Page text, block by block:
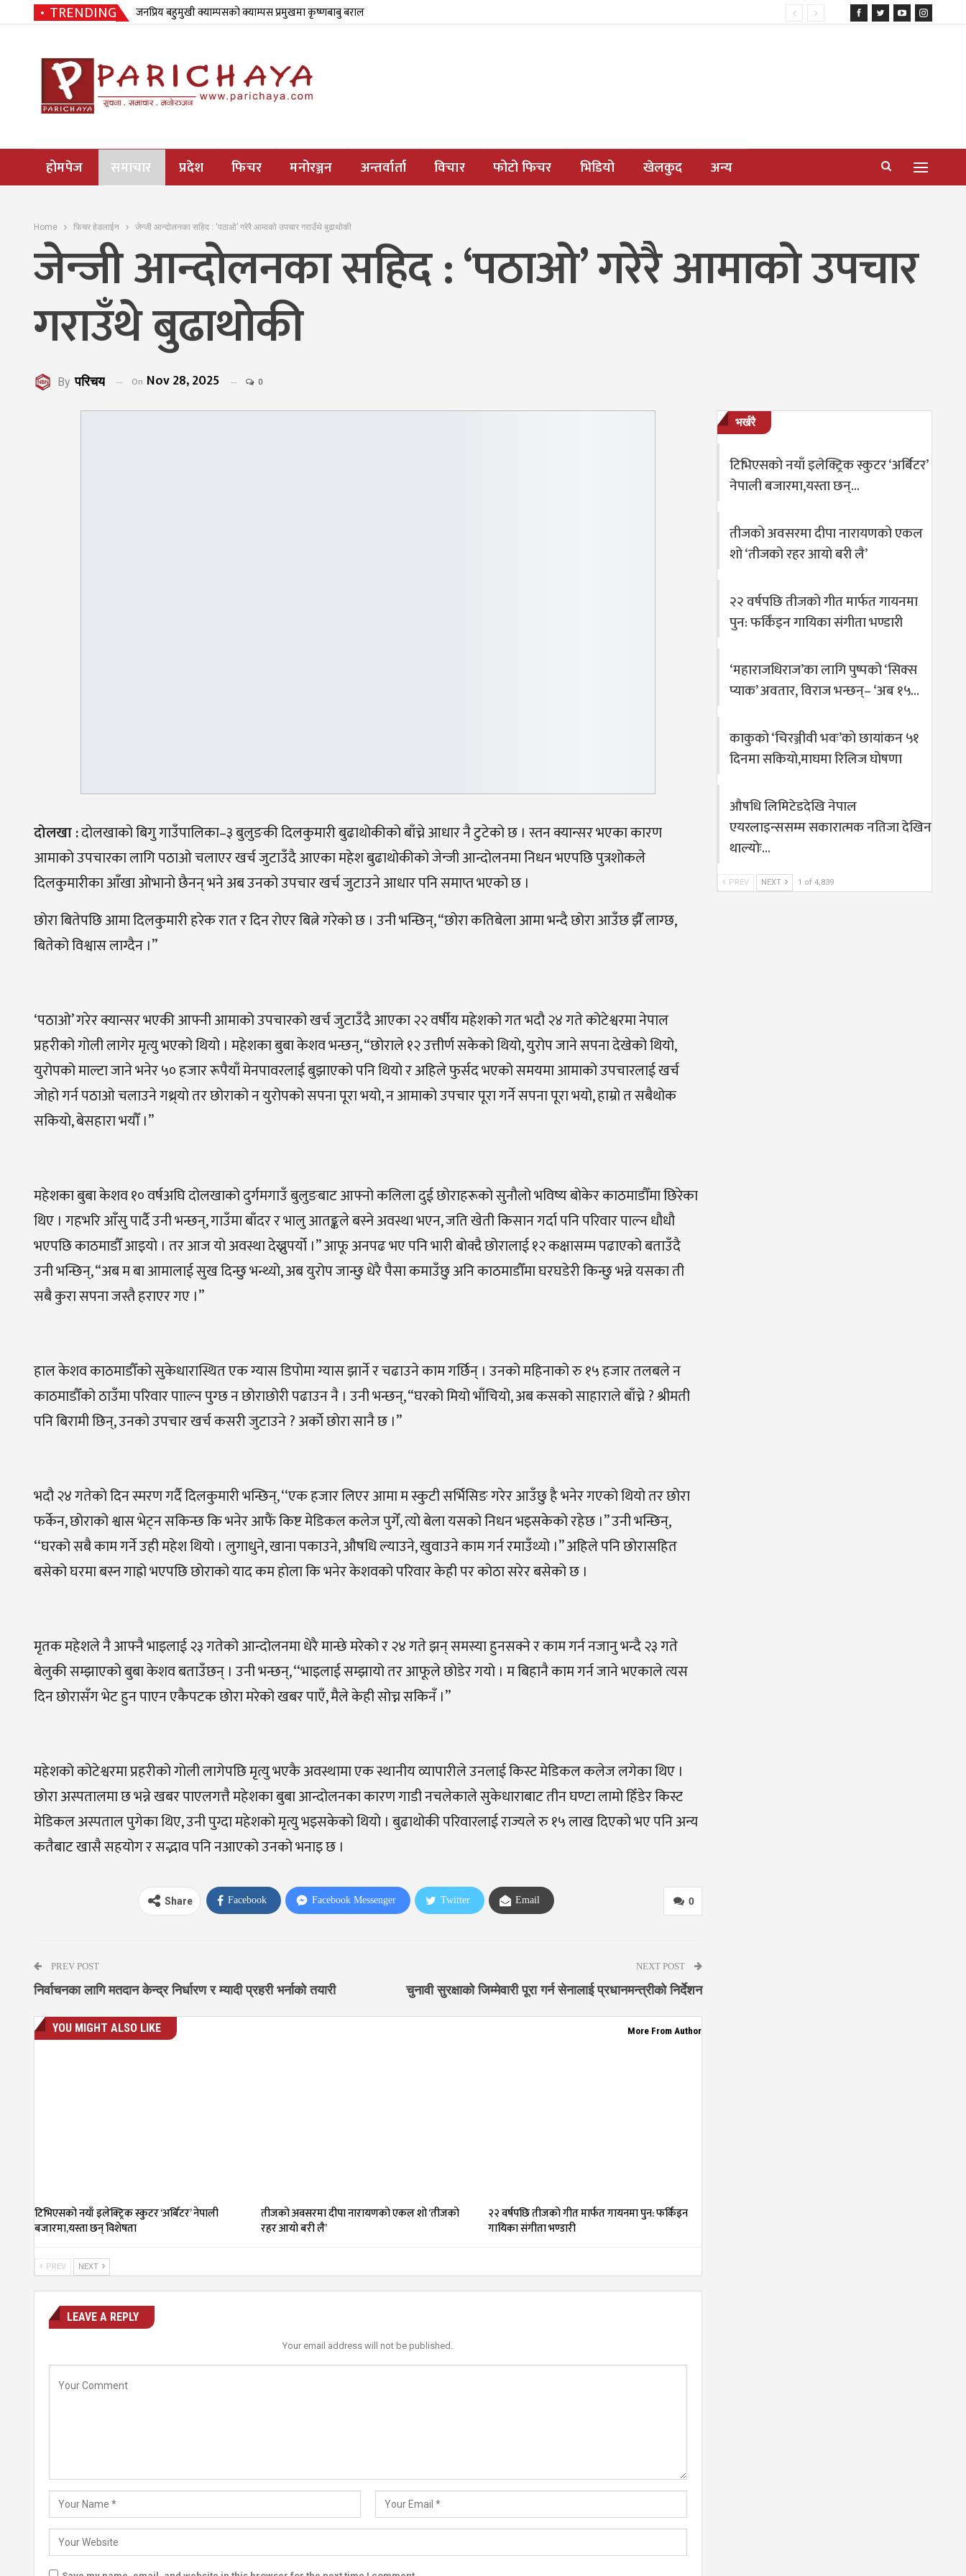
TRENDING जनप्रिय बहुमुखी क्याम्पसको क्याम्पस प्रमुखमा कृष्णबाबु बराल
होमपेज समाचार प्रदेश फिचर मनोरञ्जन अन्तर्वार्ता विचार फोटो फिचर भिडियो खेलकुद अन्य
Home फिचर हेडलाईन जेन्जी आन्दोलनका सहिद : ‘पठाओ’ गरेरै आमाको उपचार गराउँथे बुढाथोकी
जेन्जी आन्दोलनका सहिद : ‘पठाओ’ गरेरै आमाको उपचार
गराउँथे बुढाथोकी
By परिचय On Nov 28, 2025 0
दोलखा:दोलखाको बिगु गाउँपालिका–३ बुलुङकी दिलकुमारी बुढाथोकीको बाँच्ने आधार नै टुटेको छ । स्तन क्यान्सर भएका कारण
आमाको उपचारका लागि पठाओ चलाएर खर्च जुटाउँदै आएका महेश बुढाथोकीको जेन्जी आन्दोलनमा निधन भएपछि पुत्रशोकले
दिलकुमारीका आँखा ओभानो छैनन् भने अब उनको उपचार खर्च जुटाउने आधार पनि समाप्त भएको छ ।
छोरा बितेपछि आमा दिलकुमारी हरेक रात र दिन रोएर बित्ने गरेको छ । उनी भन्छिन‍्, “छोरा कतिबेला आमा भन्दै छोरा आउँछ झैँ लाग्छ,
बितेको विश्वास लाग्दैन ।”
‘पठाओ’ गरेर क्यान्सर भएकी आफ्नी आमाको उपचारको खर्च जुटाउँदै आएका २२ वर्षीय महेशको गत भदौ २४ गते कोटेश्वरमा नेपाल
प्रहरीको गोली लागेर मृत्यु भएको थियो । महेशका बुबा केशव भन्छन्, “छोराले १२ उत्तीर्ण सकेको थियो, युरोप जाने सपना देखेको थियो,
युरोपको माल्टा जाने भनेर ५० हजार रूपैयाँ मेनपावरलाई बुझाएको पनि थियो र अहिले फुर्सद भएको समयमा आमाको उपचारलाई खर्च
जोहो गर्न पठाओ चलाउने गथ्र्याे तर छोराको न युरोपको सपना पूरा भयो, न आमाको उपचार पूरा गर्ने सपना पूरा भयो, हाम्रो त सबैथोक
सकियो, बेसहारा भयौँ ।”
महेशका बुबाकेशव१० वर्षअघि दोलखाको दुर्गमगाउँ बुलुङबाट आफ्नो कलिला दुई छोराहरूको सुनौलो भविष्य बोकेर काठमाडौँमा छिरेका
थिए । गहभरि आँसु पार्दै उनी भन्छन्, गाउँमा बाँदर र भालु आतङ्कले बस्ने अवस्था भएन, जति खेती किसान गर्दा पनि परिवार पाल्न धौधौ
भएपछि काठमाडौँ आइयो । तर आज यो अवस्था देख्नुपर्यो ।’’ आफू अनपढ भए पनि भारी बोक्दै छोरालाई १२ कक्षासम्म पढाएको बताउँदै
उनी भन्छिन्, “अब म बा आमालाई सुख दिन्छु भन्थ्यो, अब युरोप जान्छु धेरै पैसा कमाउँछु अनि काठमाडौँमा घरघडेरी किन्छु भन्ने यसका ती
सबै कुरा सपना जस्तै हराएर गए ।”
हाल केशव काठमाडौँको सुकेधारास्थित एक ग्यास डिपोमा ग्यास झार्ने र चढाउने काम गर्छिन् । उनको महिनाको रु १५ हजार तलबले न
काठमाडौँको ठाउँमा परिवार पााल्न पुग्छ न छोराछोरी पढाउन नै । उनी भन्छन्, “घरको मियो भाँचियो, अब कसको साहाराले बाँच्ने ? श्रीमती
पनि बिरामी छिन्, उनको उपचार खर्च कसरी जुटाउने ? अर्काे छोरा सानै छ ।”
भदौ २४ गतेको दिन स्मरण गर्दै दिलकुमारी भन्छिन‍्, ‘‘एक हजार लिएर आमा म स्कुटी सर्भिसिङ गरेर आउँछु है भनेर गएको थियो तर छोरा
फर्केन, छोराको श्वास भेट्न सकिन्छ कि भनेर आफैं किष्ट मेडिकल कलेज पुगेँ, त्यो बेला यसको निधन भइसकेको रहेछ ।’’ उनी भन्छिन‍्,
‘‘घरको सबै काम गर्नेउहीमहेशथियो । लुगाधुने,खानापकाउने,औषधिल्याउने,खुवाउनेकामगर्नरमाउँथ्यो ।’’अहिलेपनिछोरासहित
बसेकोघरमाबस्नगाह्रोभएपछिछोराकोयादकम होला कि भनेर केशवको परिवार केही पर कोठा सरेर बसेको छ ।
मृतक महेशले नै आफ्नै भाइलाई २३ गतेको आन्दोलनमा धेरै मान्छे मरेको र २४ गते झन् समस्या हुनसक्ने र काम गर्न नजानु भन्दै २३ गते
बेलुकी सम्झाएको बुबा केशव बताउँछन् । उनी भन्छन‍्, ‘‘भाइलाई सम्झायोतरआफूलेछोडेरगयो । मबिहानैकामगर्नजानेभएकालेत्यस
दिनछोरासँगभेटहुनपाएनएकैपटकछोरामरेकोखबरपाएँ,मैलेकेहीसोच्नसकिनँ।’’
महेशको कोटेश्वरमा प्रहरीको गोली लागेपछि मृत्यु भएकै अवस्थामा एक स्थानीय व्यापारीले उनलाई किस्ट मेडिकल कलेज लगेका थिए ।
छोरा अस्पतालमा छ भन्ने खबर पाएलगत्तै महेशका बुबा आन्दोलनका कारण गाडी नचलेकाले सुकेधाराबाट तीन घण्टा लामो हिँडेर किस्ट
मेडिकल अस्पताल पुगेका थिए, उनी पुग्दा महेशको मृत्यु भइसकेको थियो । बुढाथोकी परिवारलाई राज्यले रु १५ लाख दिएको भए पनि अन्य
कतैबाट खासै सहयोग र सद्भाव पनि नआएको उनको भनाइ छ ।
0
Share Facebook Facebook Messenger Twitter Email
PREV POST
निर्वाचनका लागि मतदान केन्द्र निर्धारण र म्यादी प्रहरी भर्नाको तयारी
NEXT POST
चुनावी सुरक्षाको जिम्मेवारी पूरा गर्न सेनालाई प्रधानमन्त्रीको निर्देशन
YOU MIGHT ALSO LIKE More From Author
टिभिएसको नयाँ इलेक्ट्रिक स्कुटर ‘अर्बिटर’ नेपाली
बजारमा,यस्ता छन् विशेषता
तीजको अवसरमा दीपा नारायणको एकल शो ‘तीजको
रहर आयो बरी लै’
२२ वर्षपछि तीजको गीत मार्फत गायनमा पुन: फर्किंइन
गायिका संगीता भण्डारी
PREV NEXT
LEAVE A REPLY
Your email address will not be published.
भर्खरै
टिभिएसको नयाँ इलेक्ट्रिक स्कुटर ‘अर्बिटर’
नेपाली बजारमा,यस्ता छन्…
तीजको अवसरमा दीपा नारायणको एकल
शो ‘तीजको रहर आयो बरी लै’
२२ वर्षपछि तीजको गीत मार्फत गायनमा
पुन: फर्किंइन गायिका संगीता भण्डारी
‘महाराजधिराज’का लागि पुष्पको ‘सिक्स
प्याक’ अवतार, विराज भन्छन्– ‘अब १५…
काकुको ‘चिरञ्जीवी भवः’को छायांकन ५१
दिनमा सकियो,माघमा रिलिज घोषणा
औषधि लिमिटेडदेखि नेपाल
एयरलाइन्ससम्म सकारात्मक नतिजा देखिन
थाल्योः…
PREV NEXT 1 of 4,839